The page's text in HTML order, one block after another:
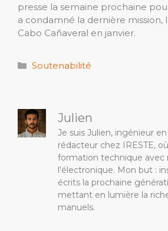
presse la semaine prochaine
a condamné la dernière mission,
Cabo Cañaveral en janvier.
Catégories
Soutenabilité
Julien
Je suis Julien, ingénieur
rédacteur chez IRESTE,
formation technique avec
l'électronique. Mon but :
écrits la prochaine
mettant en lumière la
manuels.